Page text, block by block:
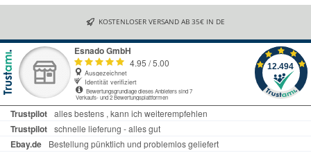
KOSTENLOSER VERSAND AB 35€ IN DE